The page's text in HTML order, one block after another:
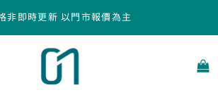
非即時更新 以門市報價為主